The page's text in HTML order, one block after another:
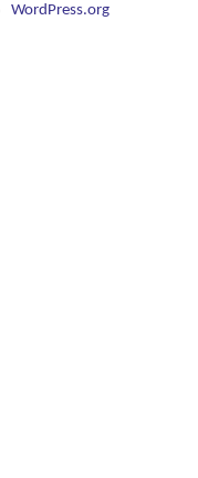
WordPress.org